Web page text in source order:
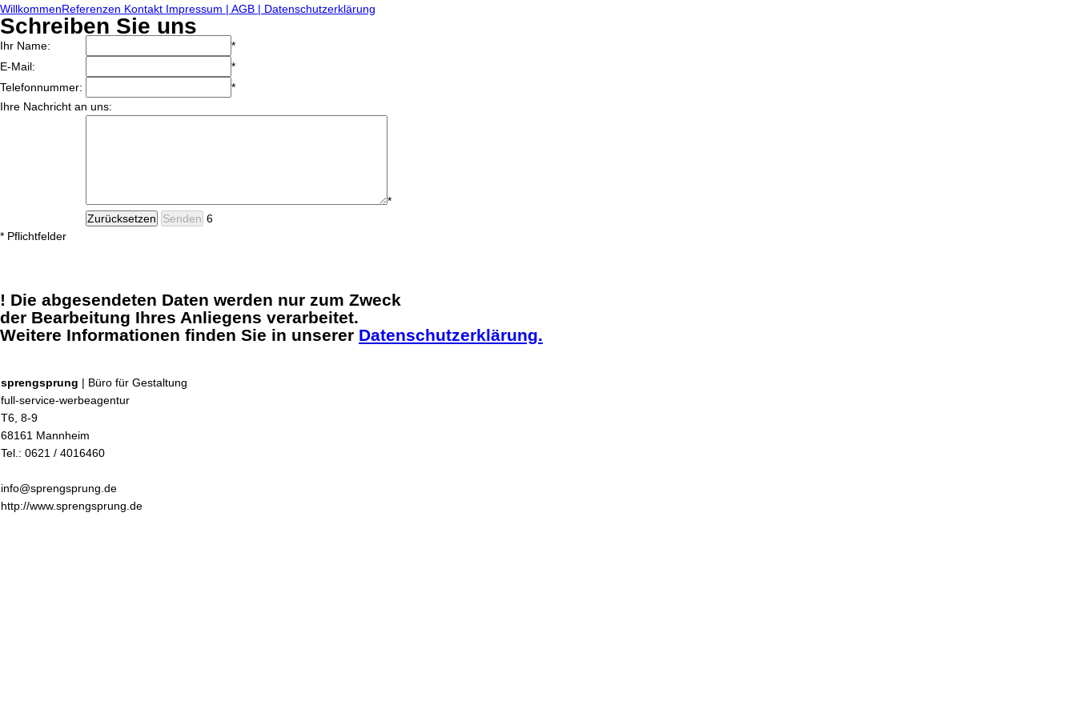
WillkommenReferenzen Kontakt Impressum | AGB | Datenschutzerklärung
Schreiben Sie uns
Ihr Name:
*
E-Mail:
*
Telefonnummer:
*
Ihre Nachricht an uns:
*
* Pflichtfelder
! Die abgesendeten Daten werden nur zum Zweck
der Bearbeitung Ihres Anliegens verarbeitet.
Weitere Informationen finden Sie in unserer Datenschutzerklärung.
sprengsprung | Büro für Gestaltung
full-service-werbeagentur
T6, 8-9
68161 Mannheim
Tel.: 0621 / 4016460
info@sprengsprung.de
http://www.sprengsprung.de